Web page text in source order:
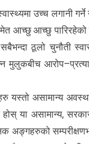
उच्च लगानी गर्ने
आच्छु आच्छु
ठूलो चुनौती
मुलुकबीच
यस्तो असामान्य
या असामान्य,
अङ्गहरुको